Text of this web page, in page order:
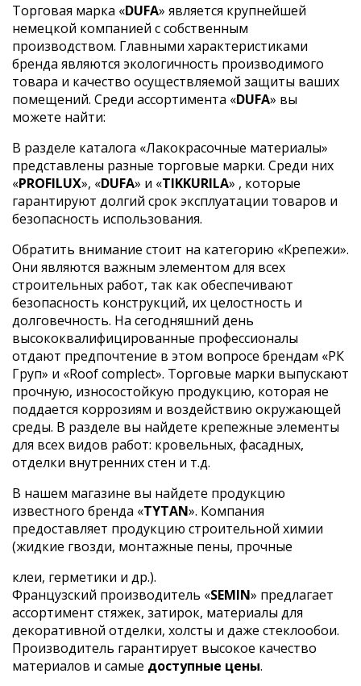
Торговая марка «DUFA» является крупнейшей
немецкой компанией с собственным
производством. Главными характеристиками
бренда являются экологичность производимого
товара и качество осуществляемой защиты ваших
помещений. Среди ассортимента «DUFA» вы
можете найти:
В разделе каталога «Лакокрасочные материалы»
представлены разные торговые марки. Среди них
«PROFILUX», «DUFA» и «TIKKURILA» , которые
гарантируют долгий срок эксплуатации товаров и
безопасность использования.
Обратить внимание стоит на категорию «Крепежи».
Они являются важным элементом для всех
строительных работ, так как обеспечивают
безопасность конструкций, их целостность и
долговечность. На сегодняшний день
высококвалифицированные профессионалы
отдают предпочтение в этом вопросе брендам «РК
Груп» и «Roof complect». Торговые марки выпускают
прочную, износостойкую продукцию, которая не
поддается коррозиям и воздействию окружающей
среды. В разделе вы найдете крепежные элементы
для всех видов работ: кровельных, фасадных,
отделки внутренних стен и т.д.
В нашем магазине вы найдете продукцию
известного бренда «TYTAN». Компания
предоставляет продукцию строительной химии
(жидкие гвозди, монтажные пены, прочные
клеи, герметики и др.).
Французский производитель «SEMIN» предлагает
ассортимент стяжек, затирок, материалы для
декоративной отделки, холсты и даже стеклообои.
Производитель гарантирует высокое качество
материалов и самые доступные цены.